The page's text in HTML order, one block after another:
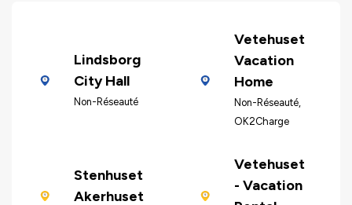
Lindsborg
City Hall
Non-Réseauté
Vetehuset
Vacation
Home
Non-Réseauté,
OK2Charge
Stenhuset
Akerhuset
Vetehuset
- Vacation